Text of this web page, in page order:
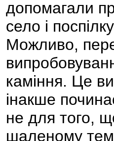
допомагали
село і
Можливо,
каміння. Це
інакше
не для того,
шаленому